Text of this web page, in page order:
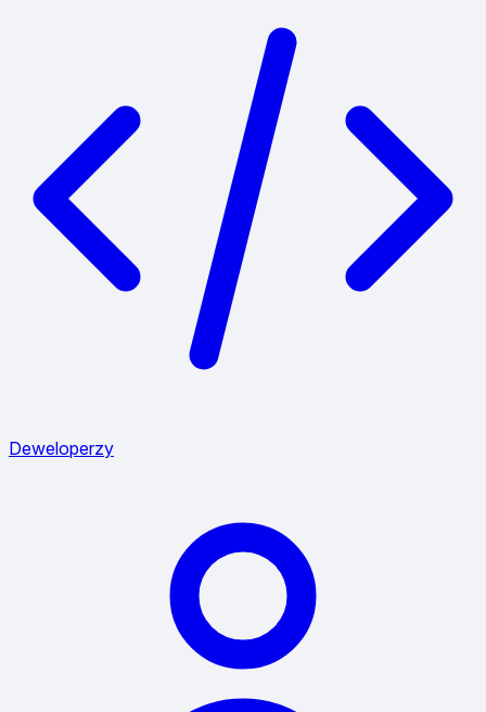
Deweloperzy